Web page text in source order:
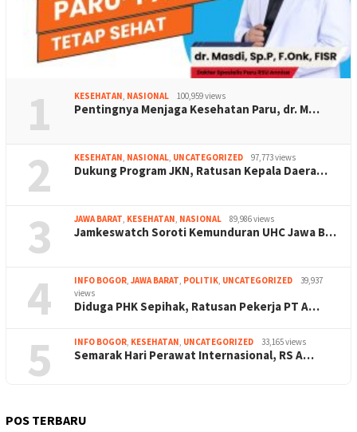
1 KESEHATAN, NASIONAL 100,959 views
Pentingnya Menjaga Kesehatan Paru, dr. M…
2 KESEHATAN, NASIONAL, UNCATEGORIZED 97,773 views
Dukung Program JKN, Ratusan Kepala Daera…
3 JAWA BARAT, KESEHATAN, NASIONAL 89,986 views
Jamkeswatch Soroti Kemunduran UHC Jawa B…
4 INFO BOGOR, JAWA BARAT, POLITIK, UNCATEGORIZED
39,937
views
Diduga PHK Sepihak, Ratusan Pekerja PT A…
5 INFO BOGOR, KESEHATAN, UNCATEGORIZED 33,165 views
Semarak Hari Perawat Internasional, RS A…
POS TERBARU